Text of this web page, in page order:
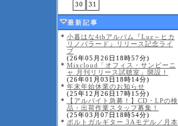
30
31
最新記事
* 小暮はな4thアルバム『Luz～ヒカ
リノバラード』リリース記念ライ
ブ
(26年05月26日18時57分)
* Mixcloud「オフィス・サンビーニ
ャ 月刊リリース試聴室」開設！
(26年01月03日18時14分)
* 年末年始休業のお知らせ
(25年12月26日17時15分)
*
【アルバイト急募！】CD・LPの検
品・出荷作業スタッフ募集！
(25年03月07日18時54分)
* ポルトガルギター 3Aモデル／月本